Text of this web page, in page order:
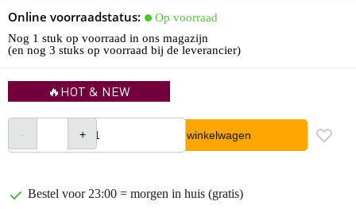
Online voorraadstatus:
Op voorraad
Nog 1 stuk op voorraad in ons magazijn
(en nog 3 stuks op voorraad bij de leverancier)
🔥HOT & NEW
In winkelwagen
Bestel voor 23:00 = morgen in huis (gratis)